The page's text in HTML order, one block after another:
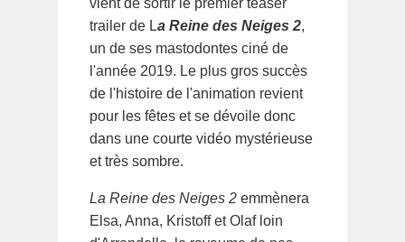
trailer de La Reine des Neiges 2,
un de ses mastodontes ciné de
l'année 2019. Le plus gros succès
de l'histoire de l'animation revient
pour les fêtes et se dévoile donc
dans une courte vidéo mystérieuse
et très sombre.
La Reine des Neiges 2 emmènera
Elsa, Anna, Kristoff et Olaf loin